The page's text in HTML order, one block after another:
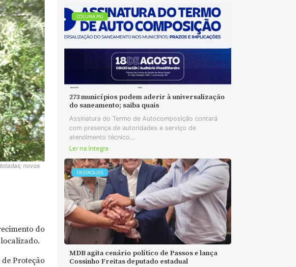
novos
do
Proteção
COLUNA MG
273 municípios podem aderir à universalização
do saneamento; saiba quais
Assinatura do Termo de Autocomposição contará
com presença de autoridades e serviço de
atendimento técnico...
Ler na íntegra
DESTAQUES
MDB agita cenário político de Passos e lança
Cossinho Freitas deputado estadual